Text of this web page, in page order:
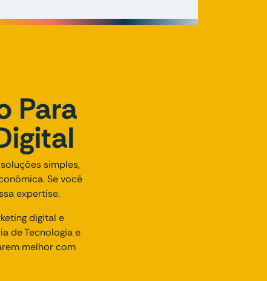
Para
simples,
Se você
expertise.
digital e
de Tecnologia e
melhor com